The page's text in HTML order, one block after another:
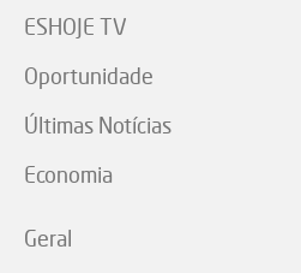
ESHOJE TV
Oportunidade
Últimas Notícias
Economia
Geral